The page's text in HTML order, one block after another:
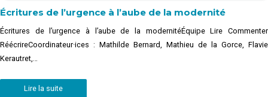
Écritures de l’urgence à l’aube de la modernité
Écritures de l’urgence à l’aube de la modernitéÉquipe Lire Commenter
RéécrireCoordinateur·ices : Mathilde Bernard, Mathieu de la Gorce, Flavie
Kerautret,…
Lire la suite